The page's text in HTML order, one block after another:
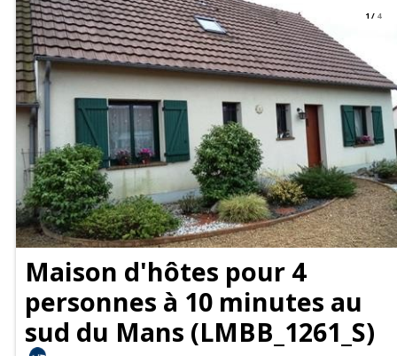
1/ 4
Maison d'hôtes pour 4
personnes à 10 minutes au
sud du Mans (LMBB_1261_S)